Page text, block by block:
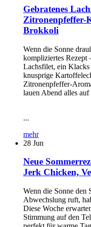
Gebratenes
Zitronenpfeffer-
Brokkoli
Wenn die Sonne
kompliziertes Rezept
Lachsfilet, ein
knusprige
Zitronenpfeffer-
lauen Abend alles
...
mehr
28 Jun
Neue
Jerk Chicken,
Wenn die Sonne den
Abwechslung ruft,
Diese Woche
Stimmung auf den